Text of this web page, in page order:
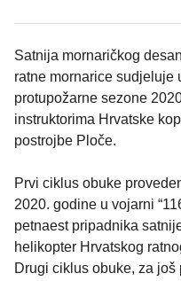
Satnija mornaričkog
ratne mornarice sudjeluje
protupožarne sezone
instruktorima Hrvatske
postrojbe Ploče.
Prvi ciklus obuke
2020. godine u vojarni
petnaest pripadnika
helikopter Hrvatskog
Drugi ciklus obuke, za